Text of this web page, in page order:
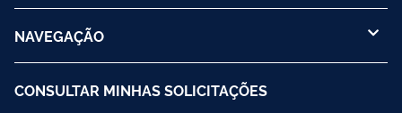
NAVEGAÇÃO
CONSULTAR MINHAS SOLICITAÇÕES